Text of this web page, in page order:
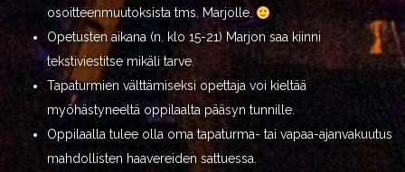
osoitteenmuutoksista tms. Marjolle.
Opetusten aikana (n. klo 15-21) Marjon saa kiinni
tekstiviestitse mikäli tarve.
Tapaturmien välttämiseksi opettaja voi kieltää
myöhästyneeltä oppilaalta pääsyn tunnille.
Oppilaalla tulee olla oma tapaturma- tai vapaa-ajanvakuutus
mahdollisten haavereiden sattuessa.